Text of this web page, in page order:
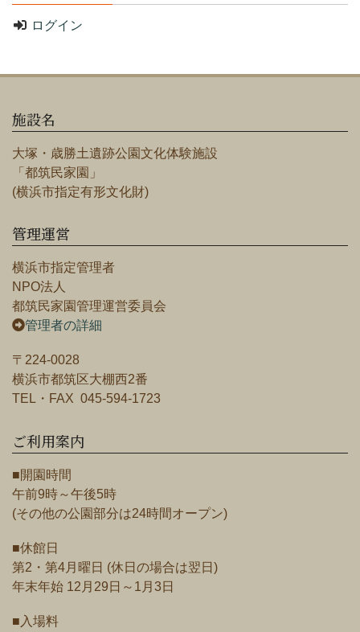
ログイン
施設名
大塚・歳勝土遺跡公園文化体験施設
「都筑民家園」
(横浜市指定有形文化財)
管理運営
横浜市指定管理者
NPO法人
都筑民家園管理運営委員会
管理者の詳細
〒224-0028
横浜市都筑区大棚西2番
TEL・FAX 045-594-1723
ご利用案内
■開園時間
午前9時～午後5時
(その他の公園部分は24時間オープン)
■休館日
第2・第4月曜日 (休日の場合は翌日)
年末年始 12月29日～1月3日
■入場料